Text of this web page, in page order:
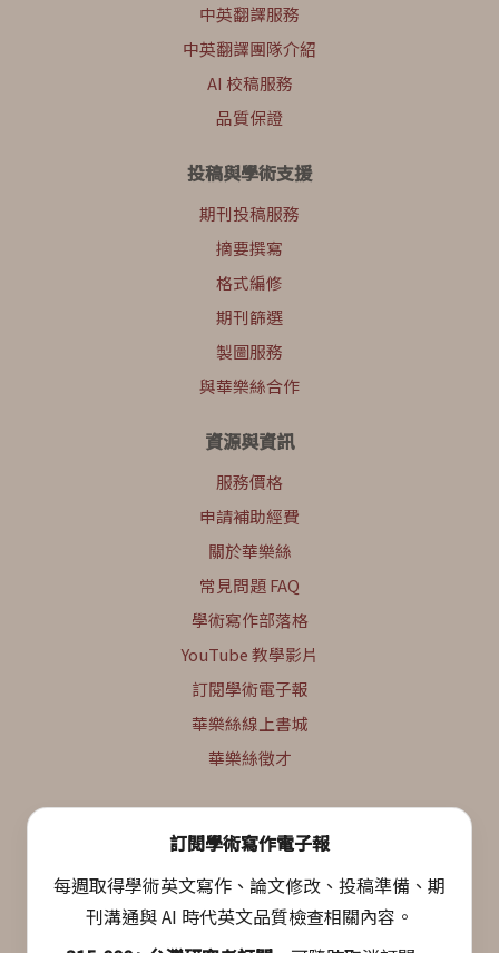
中英翻譯服務
中英翻譯團隊介紹
AI 校稿服務
品質保證
投稿與學術支援
期刊投稿服務
摘要撰寫
格式編修
期刊篩選
製圖服務
與華樂絲合作
資源與資訊
服務價格
申請補助經費
關於華樂絲
常見問題 FAQ
學術寫作部落格
YouTube 教學影片
訂閱學術電子報
華樂絲線上書城
華樂絲徵才
訂閱學術寫作電子報
每週取得學術英文寫作、論文修改、投稿準備、期
刊溝通與 AI 時代英文品質檢查相關內容。